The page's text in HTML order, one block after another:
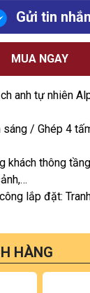
Gửi tin nhắn
MUA NGAY
anh tự nhiên
sáng / Ghép 4
khách thông
lắp đặt:
HÀNG